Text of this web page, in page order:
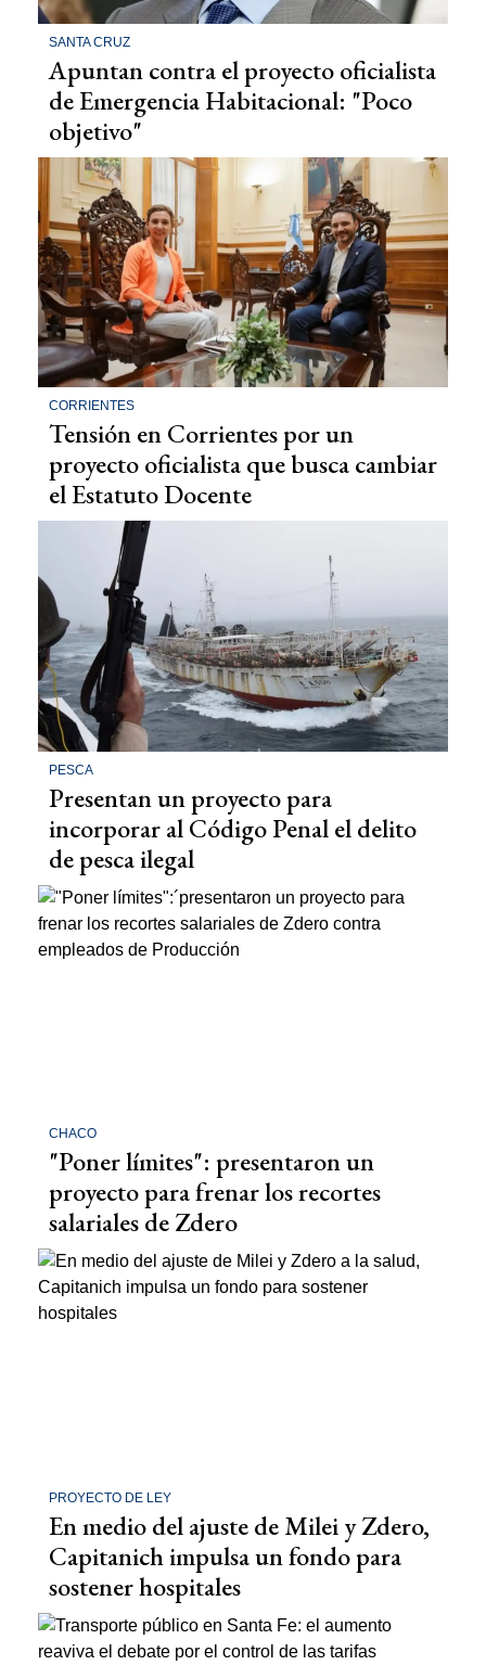
SANTA CRUZ
Apuntan contra el proyecto oficialista
de Emergencia Habitacional: "Poco
objetivo"
CORRIENTES
Tensión en Corrientes por un
proyecto oficialista que busca cambiar
el Estatuto Docente
PESCA
Presentan un proyecto para
incorporar al Código Penal el delito
de pesca ilegal
CHACO
"Poner límites": presentaron un
proyecto para frenar los recortes
salariales de Zdero
PROYECTO DE LEY
En medio del ajuste de Milei y Zdero,
Capitanich impulsa un fondo para
sostener hospitales